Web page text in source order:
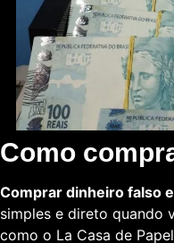
Como
Comprar dinheiro falso
simples e direto quando
como o La Casa de